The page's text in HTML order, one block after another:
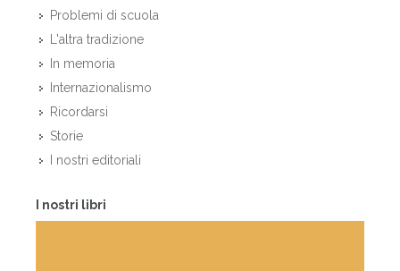
Problemi di scuola
L'altra tradizione
In memoria
Internazionalismo
Ricordarsi
Storie
I nostri editoriali
I nostri libri